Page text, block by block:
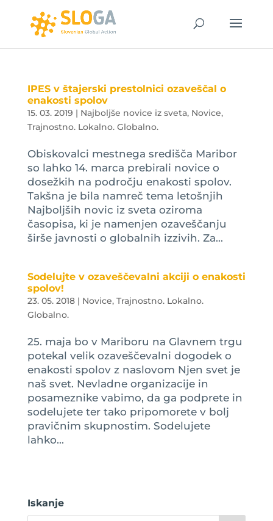
IPES v štajerski prestolnici ozaveščal o
enakosti spolov
15. 03. 2019 | Najboljše novice iz sveta, Novice,
Trajnostno. Lokalno. Globalno.
Obiskovalci mestnega središča Maribor
so lahko 14. marca prebirali novice o
dosežkih na področju enakosti spolov.
Takšna je bila namreč tema letošnjih
Najboljših novic iz sveta oziroma
časopisa, ki je namenjen ozaveščanju
širše javnosti o globalnih izzivih. Za...
Sodelujte v ozaveščevalni akciji o enakosti
spolov!
23. 05. 2018| Novice, Trajnostno. Lokalno.
Globalno.
25. maja bo v Mariboru na Glavnem trgu
potekal velik ozaveščevalni dogodek o
enakosti spolov z naslovom Njen svet je
naš svet. Nevladne organizacije in
posameznike vabimo, da ga podprete in
sodelujete ter tako pripomorete v bolj
pravičnim skupnostim. Sodelujete
lahko...
Iskanje